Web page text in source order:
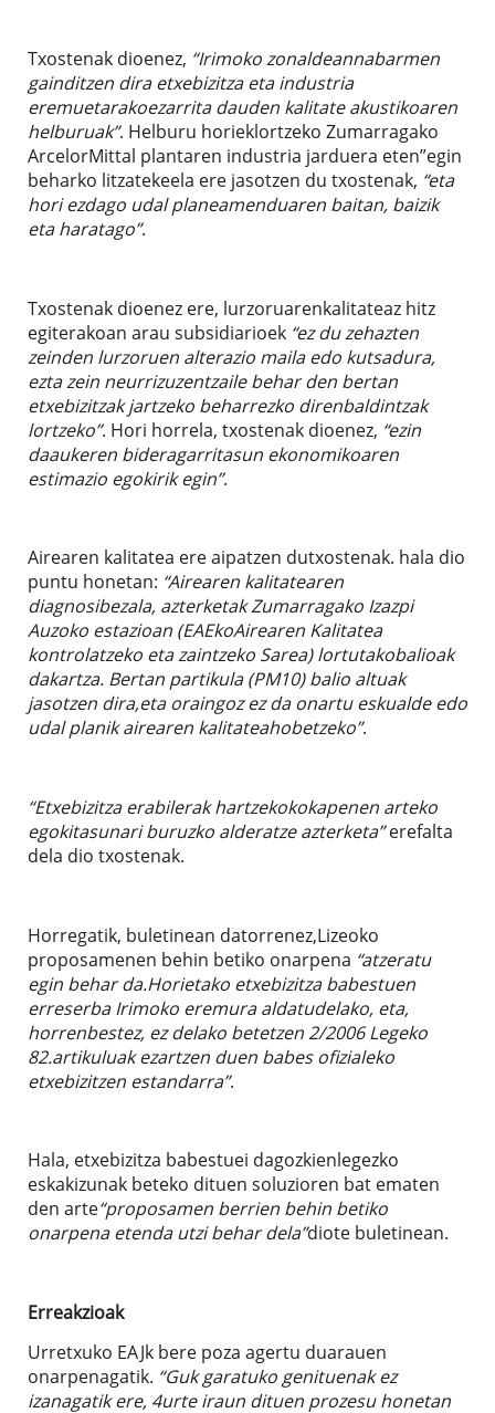
Txostenak dioenez, “Irimoko zonaldeannabarmen
gainditzen dira etxebizitza eta industria
eremuetarakoezarrita dauden kalitate akustikoaren
helburuak”. Helburu horieklortzeko Zumarragako
ArcelorMittal plantaren industria jarduera eten”egin
beharko litzatekeela ere jasotzen du txostenak, “eta
hori ezdago udal planeamenduaren baitan, baizik
eta haratago”.
Txostenak dioenez ere, lurzoruarenkalitateaz hitz
egiterakoan arau subsidiarioek “ez du zehazten
zeinden lurzoruen alterazio maila edo kutsadura,
ezta zein neurrizuzentzaile behar den bertan
etxebizitzak jartzeko beharrezko direnbaldintzak
lortzeko”. Hori horrela, txostenak dioenez, “ezin
daaukeren bideragarritasun ekonomikoaren
estimazio egokirik egin”.
Airearen kalitatea ere aipatzen dutxostenak. hala dio
puntu honetan: “Airearen kalitatearen
diagnosibezala, azterketak Zumarragako Izazpi
Auzoko estazioan (EAEkoAirearen Kalitatea
kontrolatzeko eta zaintzeko Sarea) lortutakobalioak
dakartza. Bertan partikula (PM10) balio altuak
jasotzen dira,eta oraingoz ez da onartu eskualde edo
udal planik airearen kalitateahobetzeko”.
“Etxebizitza erabilerak hartzekokokapenen arteko
egokitasunari buruzko alderatze azterketa”erefalta
dela dio txostenak.
Horregatik, buletinean datorrenez,Lizeoko
proposamenen behin betiko onarpena “atzeratu
egin behar da.Horietako etxebizitza babestuen
erreserba Irimoko eremura aldatudelako, eta,
horrenbestez, ez delako betetzen 2/2006 Legeko
82.artikuluak ezartzen duen babes ofizialeko
etxebizitzen estandarra”.
Hala, etxebizitza babestuei dagozkienlegezko
eskakizunak beteko dituen soluzioren bat ematen
den arte“proposamen berrien behin betiko
onarpena etenda utzi behar dela”diote buletinean.
Erreakzioak
Urretxuko EAJk bere poza agertu duarauen
onarpenagatik. “Guk garatuko genituenak ez
izanagatik ere, 4urte iraun dituen prozesu honetan